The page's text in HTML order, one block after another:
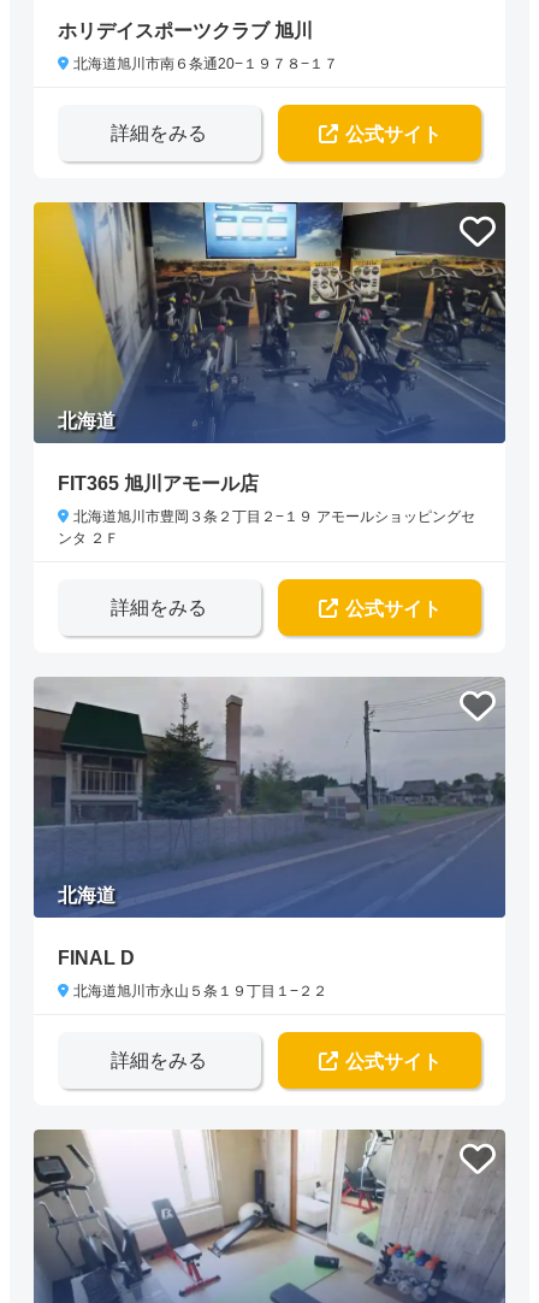
ホリデイスポーツクラブ 旭川
北海道旭川市南６条通20−１９７８−１７
詳細をみる 公式サイト
北海道
FIT365 旭川アモール店
北海道旭川市豊岡３条２丁目２−１９ アモールショッピングセ
ンタ ２Ｆ
詳細をみる 公式サイト
北海道
FINAL D
北海道旭川市永山５条１９丁目１−２２
詳細をみる 公式サイト